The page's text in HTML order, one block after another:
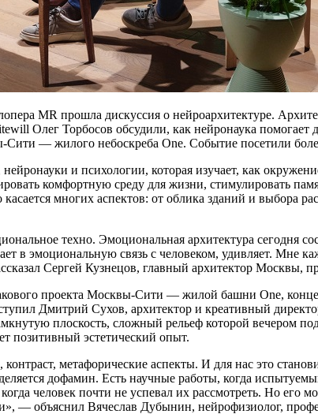
MR прошла дискуссия о нейроархитектуре.
Олег Торбосов обсудили, как нейронаука
Сити — жилого небоскреба One. Событие посетили
и психологии, которая изучает, как
комфортную среду для жизни, стимулировать
многих аспектов: от облика зданий и выбора
техно. Эмоциональная архитектура сегодня
в эмоциональную связь с человеком, удивляет. Мне
Сергей Кузнецов, главный архитектор Москвы,
проекта Москвы-Сити — жилой башни One,
Дмитрий Сухов, архитектор и креативный
плоскость, сложный рельеф которой вечером
позитивный эстетический опыт.
метафорические аспекты. И для нас это
дофамин. Есть научные работы, когда
человек почти не успевал их рассмотреть. Но его
— объяснил Вячеслав Дубынин, нейрофизиолог,